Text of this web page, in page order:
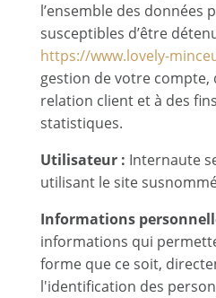
l’ensemble des données
susceptibles d’être
https://www.lovely-
gestion de votre compte,
relation client et à des
statistiques.
Utilisateur : Internaute
utilisant le site
Informations
informations qui
forme que ce soit,
l'identification des